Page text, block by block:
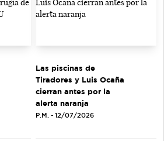
Las piscinas de
Tiradores y Luis Ocaña
cierran antes por la
alerta naranja
P.M. - 12/07/2026